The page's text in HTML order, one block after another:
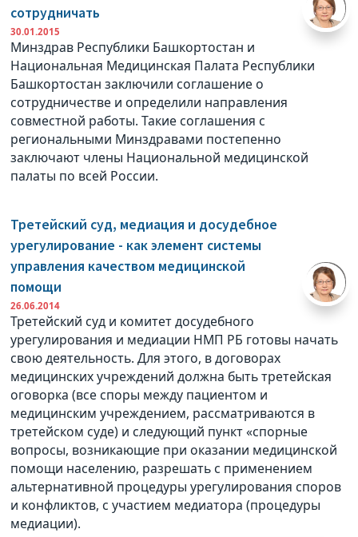
сотрудничать
30.01.2015
Минздрав Республики Башкортостан и
Национальная Медицинская Палата Республики
Башкортостан заключили соглашение о
сотрудничестве и определили направления
совместной работы. Такие соглашения с
региональными Минздравами постепенно
заключают члены Национальной медицинской
палаты по всей России.
Третейский суд, медиация и досудебное
урегулирование - как элемент системы
управления качеством медицинской
помощи
26.06.2014
Третейский суд и комитет досудебного
урегулирования и медиации НМП РБ готовы начать
свою деятельность. Для этого, в договорах
медицинских учреждений должна быть третейская
оговорка (все споры между пациентом и
медицинским учреждением, рассматриваются в
третейском суде) и следующий пункт «спорные
вопросы, возникающие при оказании медицинской
помощи населению, разрешать с применением
альтернативной процедуры урегулирования споров
и конфликтов, с участием медиатора (процедуры
медиации).